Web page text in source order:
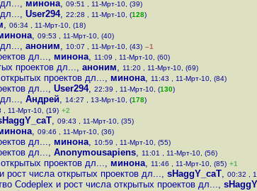
, минона, 09:51 , 11-Мрт-10, (39)
, User294, 22:28 , 11-Мрт-10, (128)
, 06:34 , 11-Мрт-10, (18)
, 09:53 , 11-Мрт-10, (40)
, аноним, 10:07 , 11-Мрт-10, (43) –1
дл..., минона, 11:09 , 11-Мрт-10, (60)
проектов дл..., аноним, 11:20 , 11-Мрт-10, (69)
проектов дл..., минона, 11:43 , 11-Мрт-10, (84)
дл..., User294, 22:39 , 11-Мрт-10, (130)
, Андрей, 14:27 , 13-Мрт-10, (178)
, 11-Мрт-10, (19) +2
, 09:43 , 11-Мрт-10, (35)
, 09:46 , 11-Мрт-10, (36)
дл..., минона, 10:59 , 11-Мрт-10, (55)
дл..., Anonymousapiens, 11:01 , 11-Мрт-10, (56)
проектов дл..., минона, 11:46 , 11-Мрт-10, (85) +1
рост числа открытых проектов дл..., sHaggY_caT, 00:32 ,
Codeplex и рост числа открытых проектов дл...,